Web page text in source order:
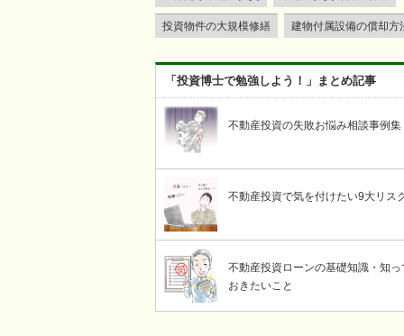
投資物件の大規模修繕 建物付属設備の償却方
「投資博士で勉強しよう！」まとめ記事
不動産投資の失敗お悩み相談事例集
不動産投資で気を付けたい9大リス
不動産投資ローンの基礎知識・知っ
おきたいこと